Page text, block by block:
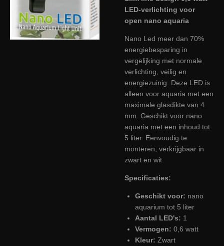
LED-verlichting voor
open nano aquaria
Nano Led meer dan 70%
energiebesparing in
vergelijking met normale
verlichting, veilig en
energiezuinig. Deze LED is
alleen voor aquaria met een
maximale glasdikte van 4
mm. Geschikt voor nano
aquaria met een inhoud tot
5 liter. Eenvoudig te
monteren, verkrijgbaar in
zwart en wit.
Specificaties:
Geschikt voor: nano
aquarium tot 5 liter
Aantal LED's: 1
Vermogen: 0,6 watt
Kleur: Zwart